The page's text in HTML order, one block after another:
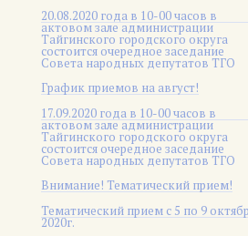
20.08.2020 года в 10-00 часов в
актовом зале администрации
Тайгинского городского округа
состоится очередное заседание
Совета народных депутатов ТГО
График приемов на август!
17.09.2020 года в 10-00 часов в
актовом зале администрации
Тайгинского городского округа
состоится очередное заседание
Совета народных депутатов ТГО
Внимание! Тематический прием!
Тематический прием с 5 по 9
2020г.